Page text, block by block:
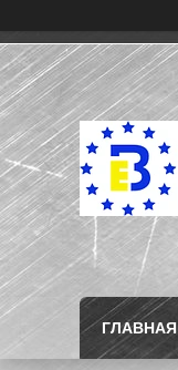
ГЛАВНАЯ